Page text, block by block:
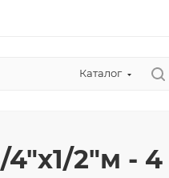
Каталог
2"м -